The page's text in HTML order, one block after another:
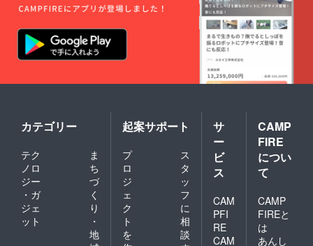
カテゴリー
テク
ノロ
ジー
・ガ
ジェ
ット
ま
ち
づ
く
り
・
地
起案サポート
プ
ロ
ジ
ェ
ク
ト
を
ス
タ
ッ
フ
に
相
談
サ
ー
ビ
ス
CAM
PFI
RE
CAM
CAMP
FIRE
につい
て
CAMP
FIREと
は
あんし